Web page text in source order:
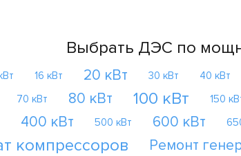
Выбрать ДЭС по
16 кВт 20 кВт 30 кВт 40 кВт
70 кВт 80 кВт 100 кВт 150
400 кВт 500 кВт 600 кВт
компрессоров Ремонт